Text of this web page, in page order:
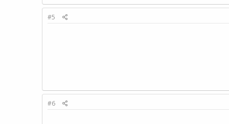
#5
#6